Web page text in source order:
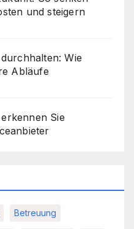
und steigern
Wie
Abläufe
Sie
Betreuung